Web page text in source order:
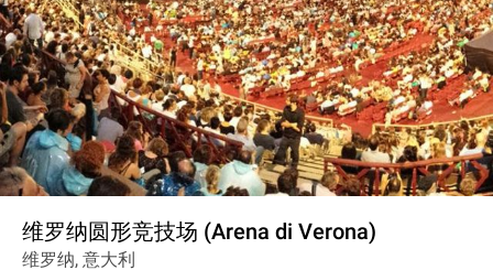
维罗纳圆形竞技场 (Arena di Verona)
维罗纳, 意大利